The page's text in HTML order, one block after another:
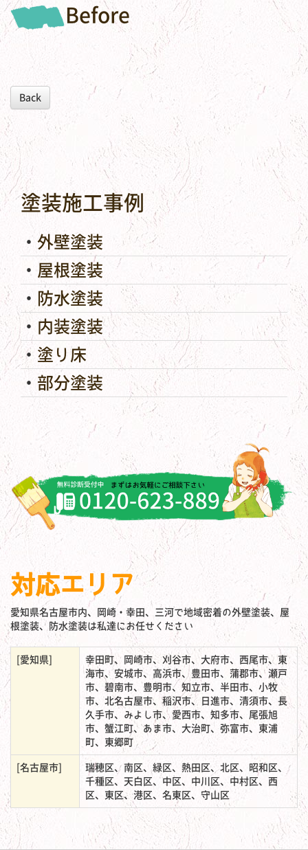
Before
Back
塗装施工事例
外壁塗装
屋根塗装
防水塗装
内装塗装
塗り床
部分塗装
対応エリア
愛知県名古屋市内、岡崎・幸田、三河で地域密着の外壁塗装、屋
根塗装、防水塗装は私達にお任せください
[愛知県]
幸田町、岡崎市、刈谷市、大府市、西尾市、東
海市、安城市、高浜市、豊田市、蒲郡市、瀬戸
市、碧南市、豊明市、知立市、半田市、小牧
市、北名古屋市、稲沢市、日進市、清須市、長
久手市、みよし市、愛西市、知多市、尾張旭
市、蟹江町、あま市、大治町、弥富市、東浦
町、東郷町
[名古屋市]
瑞穂区、南区、緑区、熱田区、北区、昭和区、
千種区、天白区、中区、中川区、中村区、西
区、東区、港区、名東区、守山区